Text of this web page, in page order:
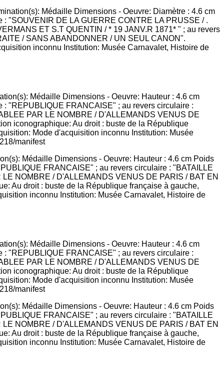
Médaille Dimensions - Oeuvre: Diamètre : 4.6 cm
"SOUVENIR DE LA GUERRE CONTRE LA PRUSSE / .
ET S.T QUENTIN / * 19 JANV.R 1871* " ; au revers
/ SANS ABANDONNER / UN SEUL CANON".
inconnu Institution: Musée Carnavalet, Histoire de
Médaille Dimensions - Oeuvre: Hauteur : 4.6 cm Poids
FRANCAISE" ; au revers circulaire : "BATAILLE
NOMBRE / D'ALLEMANDS VENUS DE PARIS / BAT EN
Au droit : buste de la République française à gauche,
inconnu Institution: Musée Carnavalet, Histoire de
Médaille Dimensions - Oeuvre: Hauteur : 4.6 cm Poids
FRANCAISE" ; au revers circulaire : "BATAILLE
NOMBRE / D'ALLEMANDS VENUS DE PARIS / BAT EN
Au droit : buste de la République française à gauche,
inconnu Institution: Musée Carnavalet, Histoire de